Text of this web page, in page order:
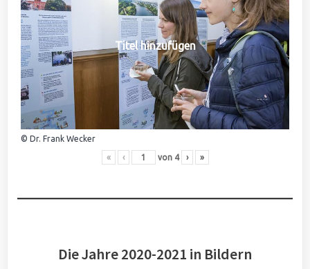
Titel hinzufügen
© Dr. Frank Wecker
« ‹ von 4 › »
Die Jahre 2020-2021 in Bildern